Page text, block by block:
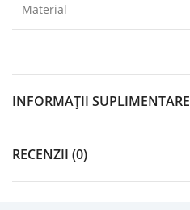
Material
INFORMAȚII SUPLIMENTARE
RECENZII (0)